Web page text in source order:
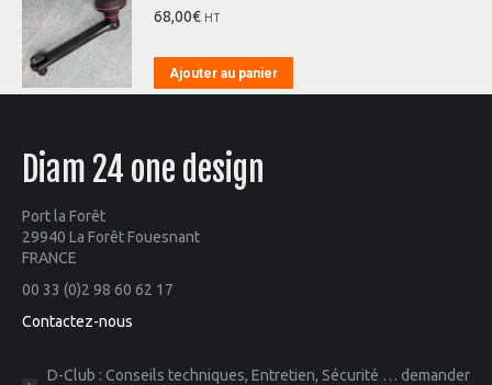
68,00€ HT
Ajouter au panier
Diam 24 one design
Port la Forêt
29940 La Forêt Fouesnant
FRANCE
00 33 (0)2 98 60 62 17
Contactez-nous
D-Club : Conseils techniques, Entretien, Sécurité … demander